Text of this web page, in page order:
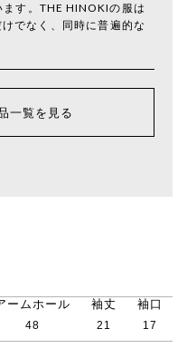
す。THE HINOKIの服は
でなく、同時に普遍的な
一覧を見る
ームホール 袖丈 袖口
48 21 17